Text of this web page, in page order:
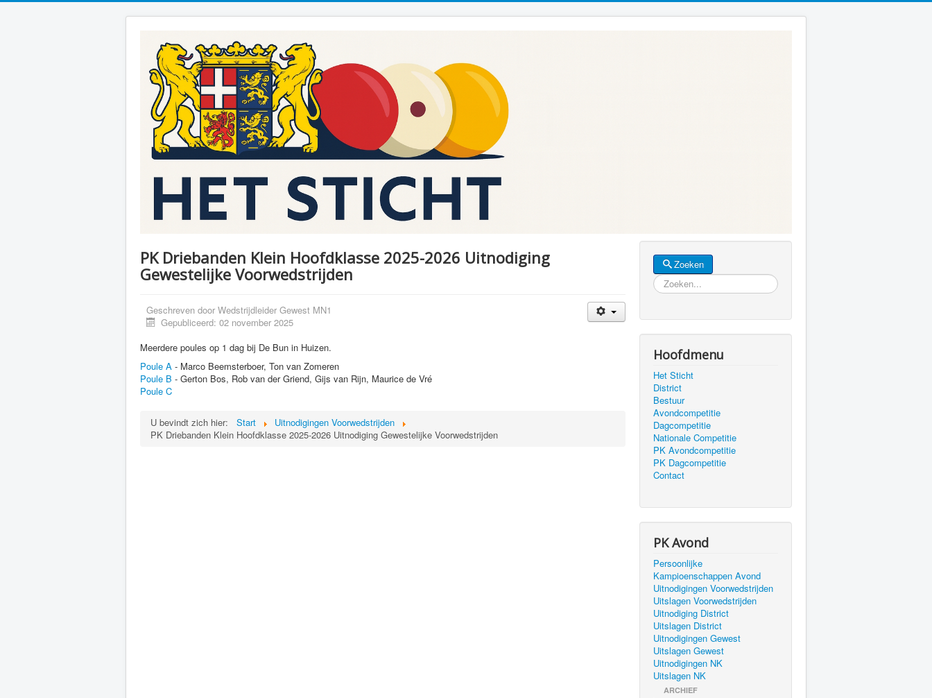
PK Driebanden Klein Hoofdklasse 2025-2026 Uitnodiging
Gewestelijke Voorwedstrijden
Geschreven door Wedstrijdleider Gewest MN1
Gepubliceerd: 02 november 2025
Meerdere poules op 1 dag bij De Bun in Huizen.
Poule A - Marco Beemsterboer, Ton van Zomeren
Poule B - Gerton Bos, Rob van der Griend, Gijs van Rijn, Maurice de Vré
Poule C
U bevindt zich hier: Start
Uitnodigingen Voorwedstrijden
PK Driebanden Klein Hoofdklasse 2025-2026 Uitnodiging Gewestelijke Voorwedstrijden
Zoeken
Zoeken
Hoofdmenu
Het Sticht
District
Bestuur
Avondcompetitie
Dagcompetitie
Nationale Competitie
PK Avondcompetitie
PK Dagcompetitie
Contact
PK Avond
Persoonlijke
Kampioenschappen Avond
Uitnodigingen Voorwedstrijden
Uitslagen Voorwedstrijden
Uitnodiging District
Uitslagen District
Uitnodigingen Gewest
Uitslagen Gewest
Uitnodigingen NK
Uitslagen NK
ARCHIEF